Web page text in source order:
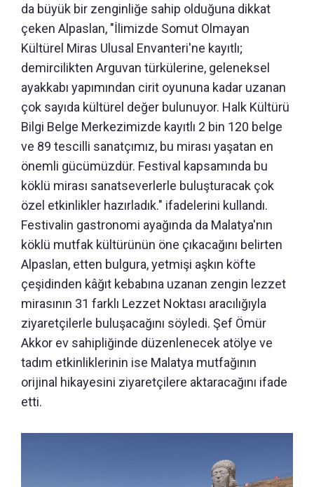
da büyük bir zenginliğe sahip olduğuna dikkat
çeken Alpaslan, "İlimizde Somut Olmayan
Kültürel Miras Ulusal Envanteri'ne kayıtlı;
demircilikten Arguvan türkülerine, geleneksel
ayakkabı yapımından cirit oyununa kadar uzanan
çok sayıda kültürel değer bulunuyor. Halk Kültürü
Bilgi Belge Merkezimizde kayıtlı 2 bin 120 belge
ve 89 tescilli sanatçımız, bu mirası yaşatan en
önemli gücümüzdür. Festival kapsamında bu
köklü mirası sanatseverlerle buluşturacak çok
özel etkinlikler hazırladık." ifadelerini kullandı.
Festivalin gastronomi ayağında da Malatya'nın
köklü mutfak kültürünün öne çıkacağını belirten
Alpaslan, etten bulgura, yetmişi aşkın köfte
çeşidinden kâğıt kebabına uzanan zengin lezzet
mirasının 31 farklı Lezzet Noktası aracılığıyla
ziyaretçilerle buluşacağını söyledi. Şef Ömür
Akkor ev sahipliğinde düzenlenecek atölye ve
tadım etkinliklerinin ise Malatya mutfağının
orijinal hikayesini ziyaretçilere aktaracağını ifade
etti.